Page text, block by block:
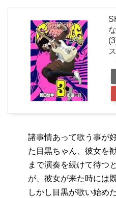
諸事情あって歌う事が
た目黒ちゃん、彼女を
まで演奏を続けて待つ
が、彼女が来た時には
しかし目黒が歌い始め